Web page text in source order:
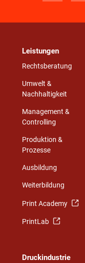
Leistungen
Rechtsberatung
Umwelt &
Nachhaltigkeit
Management &
Controlling
Produktion &
Prozesse
Ausbildung
Weiterbildung
Print Academy
PrintLab
Druckindustrie